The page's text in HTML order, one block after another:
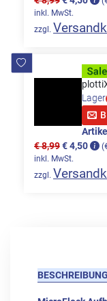
inkl. MwSt.
zzgl.
Lager
€ 8,99€ 4,50
inkl. MwSt.
zzgl.
BESCHREIBUNG